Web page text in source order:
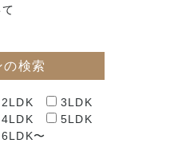
の検索
2LDK
3LDK
4LDK
5LDK
6LDK〜